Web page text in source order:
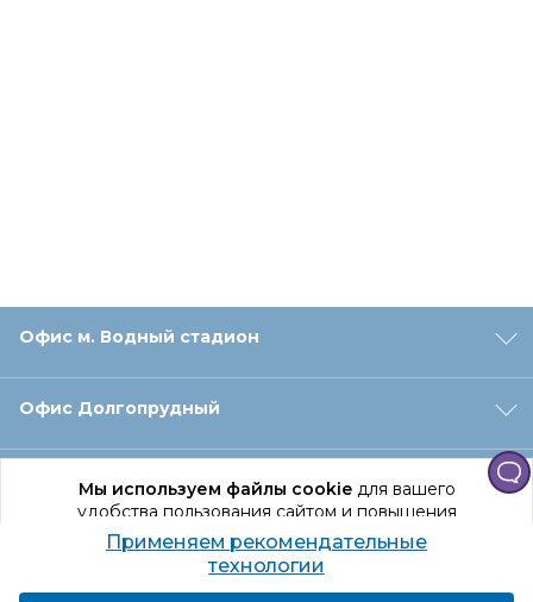
Мы используем файлы cookieдля вашего
удобства пользования сайтом и повышения
качества рекомендаций.
Продолжая использование сайта, вы даете
согласие на обработку персональных данных
Офис м. Водный стадион
Офис Долгопрудный
Офис Санкт‑Петербург
Оформление заказа
Применяем рекомендательные
технологии